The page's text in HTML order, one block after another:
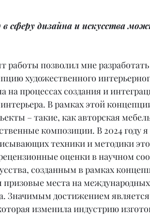
сферу дизайна и искусства
работы позволил мне
художественного
на процессах создания и
В рамках этой
– такие, как авторская
композиции. В 2024 году
техники и методики
оценки в научном
созданным в рамках
призовые места на
Значимым достижением
изменила индустрию